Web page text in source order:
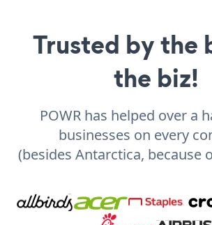
Trusted by the
the biz!
POWR has helped over a
businesses on every
(besides Antarctica, because